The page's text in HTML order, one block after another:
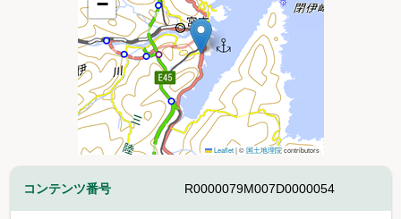
Leaflet |©国土地理院contributors
コンテンツ番号 R0000079M007D0000054